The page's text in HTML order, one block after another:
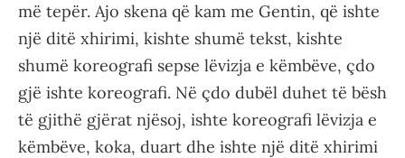
më tepër. Ajo skena që kam me Gentin, që ishte
një ditë xhirimi, kishte shumë tekst, kishte
shumë koreografi sepse lëvizja e këmbëve, çdo
gjë ishte koreografi. Në çdo dubël duhet të bësh
të gjithë gjërat njësoj, ishte koreografi lëvizja e
këmbëve, koka, duart dhe ishte një ditë xhirimi